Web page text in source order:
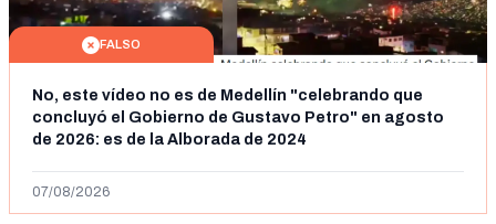
FALSO
No, este vídeo no es de Medellín "celebrando que
concluyó el Gobierno de Gustavo Petro" en agosto
de 2026: es de la Alborada de 2024
07/08/2026